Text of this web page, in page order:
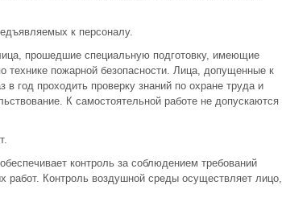
к персоналу.
прошедшие специальную подготовку, имеющие
технике пожарной безопасности. Лица, допущенные к
год проходить проверку знаний по охране труда и
К самостоятельной работе не допускаются
контроль за соблюдением требований
работ. Контроль воздушной среды осуществляет лицо,